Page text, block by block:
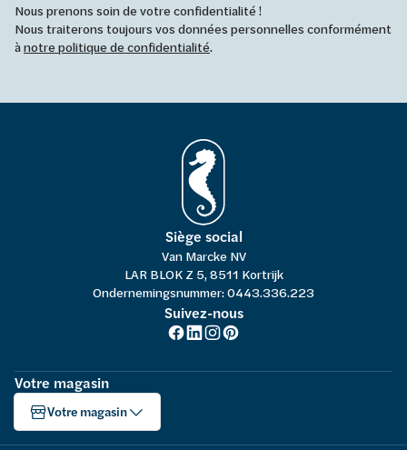
Nous prenons soin de votre confidentialité !
Nous traiterons toujours vos données personnelles conformément
ànotre politique de confidentialité.
Siège social
Van Marcke NV
LAR BLOK Z 5, 8511 Kortrijk
Ondernemingsnummer: 0443.336.223
Suivez-nous
Votre magasin
Votre magasin